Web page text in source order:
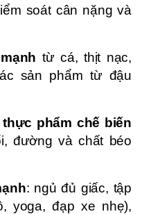
soát cân nặng và
từ cá, thịt nạc,
sản phẩm từ đậu
phẩm chế biến
đường và chất béo
: ngủ đủ giấc, tập
yoga, đạp xe nhẹ),